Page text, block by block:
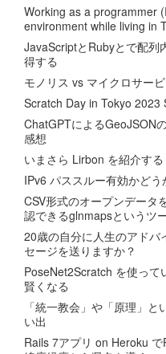
Working as a programmer
environment while living in
JavaScriptとRubyとで配列
得する
モノリス vs マイクロサー
Scratch Day in Tokyo 2023
ChatGPTによるGeoJSON
感想
いまさら Lirbon を紹介する
IPv6 パススルー有効かど
CSV形式のオープンデータ
認できるglnmapsというツ
20歳の自分に人生のアドバ
セージを送りますか？
PoseNet2Scratch を使って
賢くなる
「統一教会」や「原理」
い出
Rails 7アプリ on Heroku